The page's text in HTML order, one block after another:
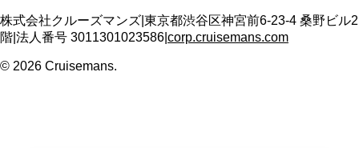
株式会社クルーズマンズ 東京都渋谷区神宮前6-23-4 桑野ビル2
階 法人番号 3011301023586 corp.cruisemans.com
© 2026 Cruisemans.